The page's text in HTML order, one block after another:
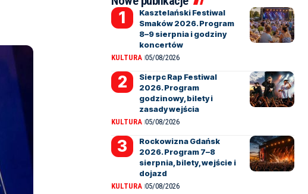
Kasztelański Festiwal
Smaków 2026. Program
8–9 sierpnia i godziny
koncertów
KULTURA 05/08/2026
Sierpc Rap Festiwal
2026. Program
godzinowy, bilety i
zasady wejścia
KULTURA 05/08/2026
Rockowizna Gdańsk
2026. Program 7–8
sierpnia, bilety, wejście i
dojazd
KULTURA 05/08/2026